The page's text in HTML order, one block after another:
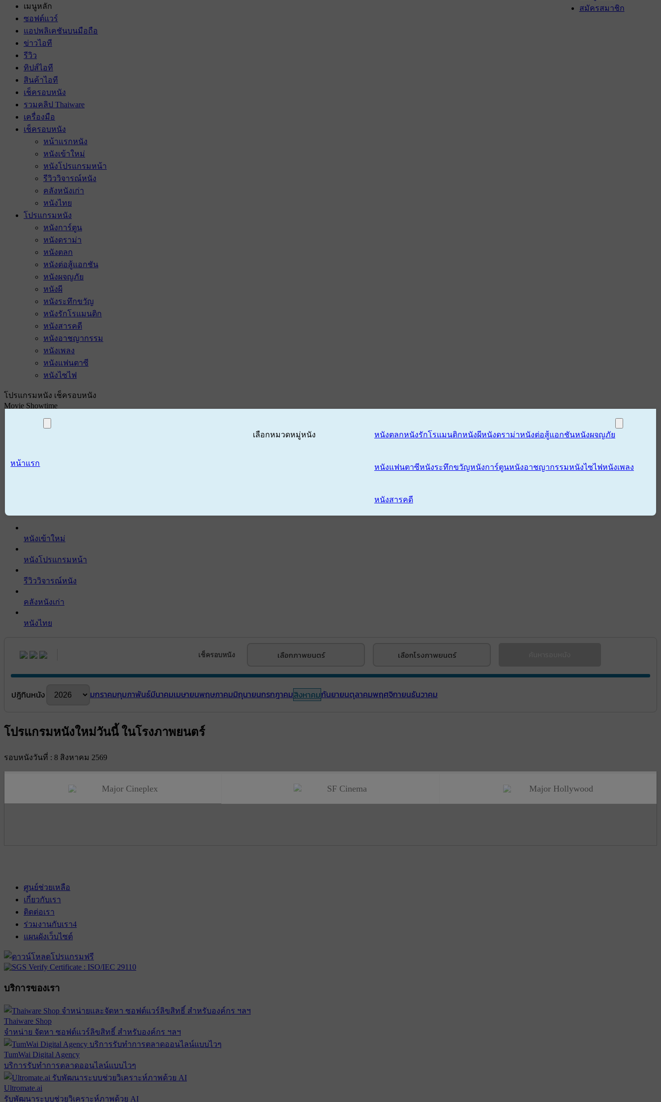
สมัครสมาชิก
เมนูหลัก
ซอฟต์แวร์
แอปพลิเคชันบนมือถือ
ข่าวไอที
รีวิว
ทิปส์ไอที
สินค้าไอที
เช็ครอบหนัง
รวมคลิป Thaiware
เครื่องมือ
เช็ครอบหนัง
หน้าแรกหนัง
หนังเข้าใหม่
หนังโปรแกรมหน้า
รีวิววิจารณ์หนัง
คลังหนังเก่า
หนังไทย
โปรแกรมหนัง
หนังการ์ตูน
หนังดราม่า
หนังตลก
หนังต่อสู้แอกชัน
หนังผจญภัย
หนังผี
หนังระทึกขวัญ
หนังรักโรแมนติก
หนังสารคดี
หนังอาชญากรรม
หนังเพลง
หนังแฟนตาซี
หนังไซไฟ
โปรแกรมหนัง เช็ครอบหนัง
Movie Showtime
หน้าแรก
เลือกหมวดหมู่หนัง หนังตลกหนังรักโรแมนติกหนังผีหนังดราม่าหนังต่อสู้แอกชันหนังผจญภัย
หนังแฟนตาซีหนังระทึกขวัญหนังการ์ตูนหนังอาชญากรรมหนังไซไฟหนังเพลง
หนังสารคดี
หนังเข้าใหม่
หนังโปรแกรมหน้า
รีวิววิจารณ์หนัง
คลังหนังเก่า
หนังไทย
เช็ครอบหนัง เลือกภาพยนตร์ เลือกโรงภาพยนตร์
ปฎิทินหนัง มกราคมกุมภาพันธ์มีนาคมเมษายนพฤษภาคมมิถุนายนกรกฎาคมสิงหาคมกันยายนตุลาคมพฤศจิกายนธันวาคม
โปรแกรมหนังใหม่วันนี้ ในโรงภาพยนตร์
รอบหนังวันที่ : 8 สิงหาคม 2569
Major Cineplex SF Cinema Major Hollywood
ศูนย์ช่วยเหลือ
เกี่ยวกับเรา
ติดต่อเรา
ร่วมงานกับเรา4
แผนผังเว็บไซต์
บริการของเรา
Thaiware Shop
จำหน่าย จัดหา ซอฟต์แวร์ลิขสิทธิ์ สำหรับองค์กร ฯลฯ
TumWai Digital Agency
บริการรับทำการตลาดออนไลน์แบบไวๆ
Ultromate.ai
รับพัฒนาระบบช่วยวิเคราะห์ภาพด้วย AI